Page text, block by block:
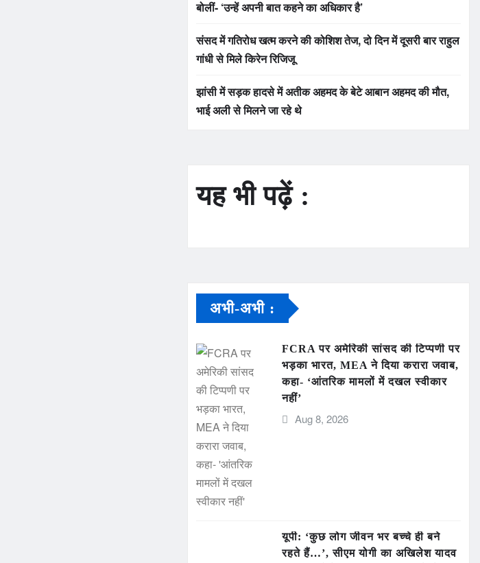
बोलीं- ‘उन्हें अपनी बात कहने का अधिकार है’
संसद में गतिरोध खत्म करने की कोशिश तेज, दो दिन में दूसरी बार राहुल
गांधी से मिले किरेन रिजिजू
झांसी में सड़क हादसे में अतीक अहमद के बेटे आबान अहमद की मौत,
भाई अली से मिलने जा रहे थे
यह भी पढ़ें :
अभी-अभी :
FCRA पर अमेरिकी सांसद की टिप्पणी पर
भड़का भारत, MEA ने दिया करारा जवाब,
कहा- ‘आंतरिक मामलों में दखल स्वीकार
नहीं’
Aug 8, 2026
यूपी: ‘कुछ लोग जीवन भर बच्चे ही बने
रहते हैं…’, सीएम योगी का अखिलेश यादव